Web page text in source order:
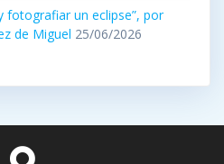
fotografiar un eclipse”, por
de Miguel 25/06/2026